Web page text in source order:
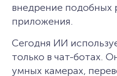
внедрение подобных
приложения.
Сегодня ИИ
только в чат-ботах.
умных камерах,